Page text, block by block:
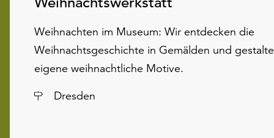
Weihnachten im Museum: Wir entdecken die
Weihnachtsgeschichte in Gemälden und
eigene weihnachtliche Motive.
Ort
Dresden